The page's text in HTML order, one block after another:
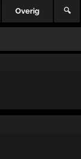
Overig 🔍